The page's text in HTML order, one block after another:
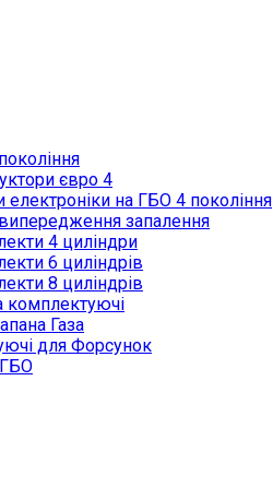
євро 4
на ГБО 4 покоління
запалення
4 циліндри
6 циліндрів
8 циліндрів
комплектуючі
Газа
для Форсунок